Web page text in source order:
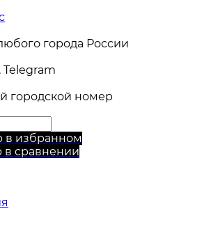
города России
Telegram
городской номер
в избранном
в сравнении